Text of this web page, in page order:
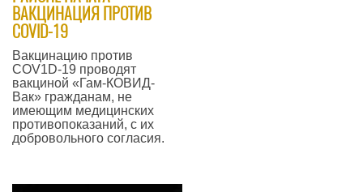
ВАКЦИНАЦИЯ ПРОТИВ
COVID-19
​Вакцинацию против
COV1D-19 проводят
вакциной «Гам-КОВИД-
Вак» гражданам, не
имеющим медицинских
противопоказаний, с их
добровольного согласия.